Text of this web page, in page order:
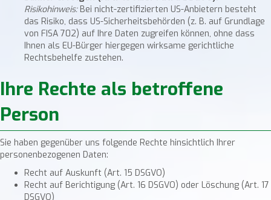
Risikohinweis:Bei nicht-zertifizierten US-Anbietern besteht
das Risiko, dass US-Sicherheitsbehörden (z. B. auf Grundlage
von FISA 702) auf Ihre Daten zugreifen können, ohne dass
Ihnen als EU-Bürger hiergegen wirksame gerichtliche
Rechtsbehelfe zustehen.
Ihre Rechte als betroffene
Person
Sie haben gegenüber uns folgende Rechte hinsichtlich Ihrer
personenbezogenen Daten:
Recht auf Auskunft (Art. 15 DSGVO)
Recht auf Berichtigung (Art. 16 DSGVO) oder Löschung (Art. 17
DSGVO)